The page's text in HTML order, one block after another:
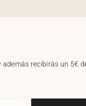
recibirás un 5€